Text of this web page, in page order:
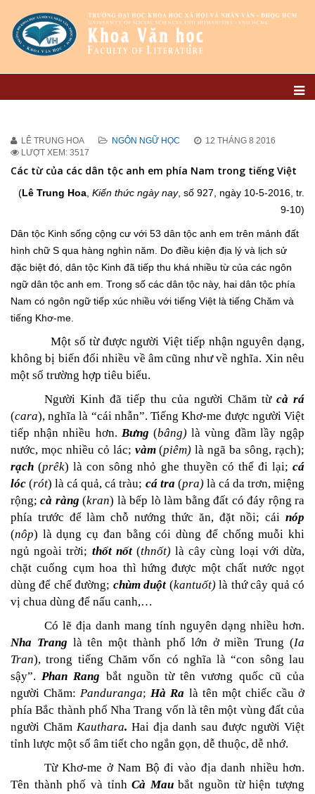
LÊ TRUNG HOA NGÔN NGỮ HỌC
12 THÁNG 8 2016
LƯỢT XEM: 3517
Các từ của các dân tộc anh em phía Nam trong tiếng Việt
(Lê Trung Hoa Kiến thức ngày nay, số 927, ngày 10-5-2016, tr.
9-10)
Dân tộc Kinh sống cộng cư với 53 dân tộc anh em trên mảnh đất
hình chữ S qua hàng nghìn năm. Do điều kiện địa lý và lịch sử
đặc biệt đó, dân tộc Kinh đã tiếp thu khá nhiều từ của các ngôn
ngữ dân tộc anh em. Trong số các dân tộc này, hai dân tộc phía
Nam có ngôn ngữ tiếp xúc nhiều với tiếng Việt là tiếng Chăm và
tiếng Khơ-me.
Một số từ được người Việt tiếp nhận nguyên dạng,
không bị biến đổi nhiều về âm cũng như về nghĩa. Xin nêu
một số trường hợp tiêu biểu.
Người Kinh đã tiếp thu của người Chăm từ cà rá
(cara), nghĩa là “cái nhẫn”. Tiếng Khơ-me được người Việt
tiếp nhận nhiều hơn. Bưng (bâng) là vùng đầm lầy ngập
nước, mọc nhiều cỏ lác; vàm(piêm) là ngã ba sông, rạch);
rạch (prêk) là con sông nhỏ ghe thuyền có thể đi lại;cá
lóc (rót) là cá quả, cá tràu; cá tra (pra) là cá da trơn, miệng
rộng;cà ràng (kran) là bếp lò làm bằng đất có đáy rộng ra
phía trước để làm chỗ nướng thức ăn, đặt nồi; cái nóp
(nôp) là dụng cụ đan bằng cói dùng để chống muỗi khi
ngủ ngoài trời; thốt nốt(thnốt)là cây cùng loại với dừa,
chặt cuống cụm hoa thì hứng được một chất nước ngọt
dùng để chế đường; chùm duột (kantuốt)là thứ cây quả có
vị chua dùng để nấu canh,…
Có lẽ địa danh mang tính nguyên dạng nhiều hơn.
Nha Trang là tên một thành phố lớn ở miền Trung (Ia
Tran), trong tiếng Chăm vốn có nghĩa là “con sông lau
sậy”.Phan Rang bắt nguồn từ tên vương quốc cũ của
người Chăm:Panduranga;Hà Ra là tên một chiếc cầu ở
phía Bắc thành phố Nha Trang vốn là tên một vùng đất của
người Chăm Kauthara. Hai địa danh sau được người Việt
tỉnh lược một số âm tiết cho ngắn gọn, dễ thuộc, dễ nhớ.
Từ Khơ-me ở Nam Bộ đi vào địa danh nhiều hơn.
Tên thành phố và tỉnhCà Maubắt nguồn từ hiện tượng